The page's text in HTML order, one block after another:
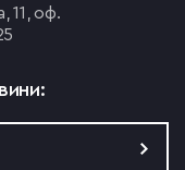
11, оф.